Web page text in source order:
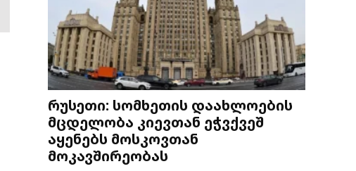
რუსეთი: სომხეთის დაახლოების
მცდელობა კიევთან ეჭვქვეშ
აყენებს მოსკოვთან
მოკავშირეობას